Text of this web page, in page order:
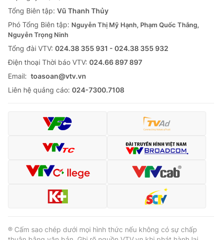
Tổng Biên tập: Vũ Thanh Thủy
Phó Tổng Biên tập: Nguyễn Thị Mỹ Hạnh, Phạm Quốc Thắng,
Nguyễn Trọng Ninh
Tổng đài VTV: 024.38 355 931 - 024.38 355 932
Ðiện thoại Thời báo VTV: 024.66 897 897
Email: toasoan@vtv.vn
Liên hệ quảng cáo: 024-7300.7108
® Cấm sao chép dưới mọi hình thức nếu không có sự chấp